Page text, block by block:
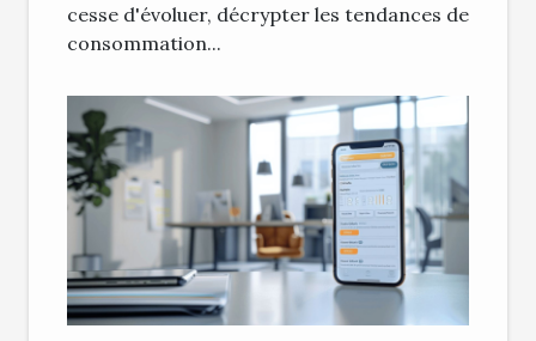
cesse d'évoluer, décrypter les tendances de
consommation...